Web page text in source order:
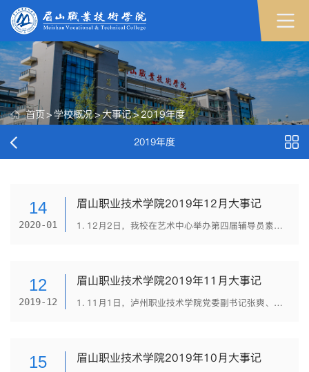
首页> 学校概况>大事记>2019年度
2019年度
14
2020-01
眉山职业技术学院2019年12月大事记
1. 12月2日，我校在艺术中心举办第四届辅导员素质能力大赛决赛。经过激烈角逐，文化艺术系黄高静获得一等奖；师范教育系陈薇、辜于梅获得二等奖；工程技术系王岚、商贸旅游系安允森、工程技术系刘昌继获得三等奖...
12
2019-12
眉山职业技术学院2019年11月大事记
1. 11月1日，泸州职业技术学院党委副书记张爽、副院长徐波一行来我校考察交流。双方就岗位设置、绩效分配、教师工作量、招生就业等方面工作进行了交流。 2. 11月3日，我校文化艺术系2017级英语教育专业学生周...
15 眉山职业技术学院2019年10月大事记